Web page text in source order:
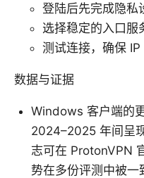
登陆后先完成隐私
选择稳定的入口服
测试连接，确保 IP
数据与证据
Windows 客户端的
2024–2025 年间呈
志可在 ProtonVPN
势在多份评测中被